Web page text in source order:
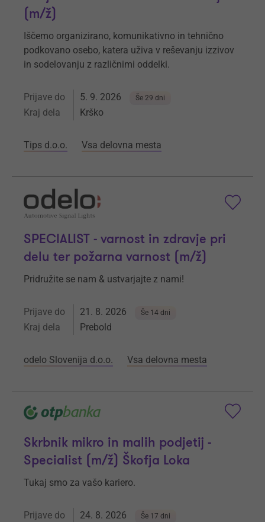
(m/ž)
Iščemo organizirano, komunikativno in tehnično
podkovano osebo, katera uživa v reševanju izzivov
in sodelovanju z različnimi oddelki.
Prijave do 5. 9. 2026 Še 29 dni
Kraj dela Krško
Tips d.o.o. Vsa delovna mesta
SPECIALIST - varnost in zdravje pri
delu ter požarna varnost (m/ž)
Pridružite se nam & ustvarjajte z nami!
Prijave do 21. 8. 2026 Še 14 dni
Kraj dela Prebold
odelo Slovenija d.o.o. Vsa delovna mesta
Skrbnik mikro in malih podjetij -
Specialist (m/ž) Škofja Loka
Tukaj smo za vašo kariero.
Prijave do 24. 8. 2026 Še 17 dni